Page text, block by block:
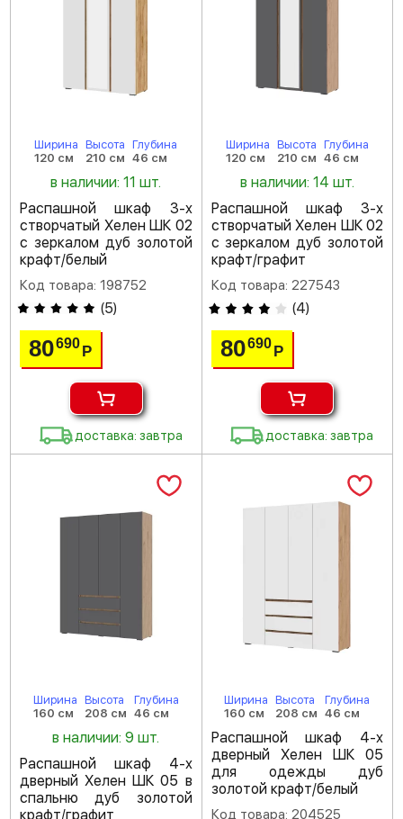
Ширина
120 см
Высота
210 см
Глубина
46 см
в наличии: 11 шт.
Распашной шкаф 3-х
створчатый Хелен ШК 02
с зеркалом дуб золотой
крафт/белый
Код товара: 198752
(5)
80690Р
доставка: завтра
Ширина
120 см
Высота
210 см
Глубина
46 см
в наличии: 14 шт.
Распашной шкаф 3-х
створчатый Хелен ШК 02
с зеркалом дуб золотой
крафт/графит
Код товара: 227543
(4)
80690 Р
доставка: завтра
Ширина
160 см
Высота
208 см
Глубина
46 см
в наличии: 9 шт.
Распашной шкаф 4-х
дверный Хелен ШК 05 в
спальню дуб золотой
крафт/графит
Ширина
160 см
Высота
208 см
Глубина
46 см
Распашной шкаф 4-х
дверный Хелен ШК 05
для одежды дуб
золотой крафт/белый
Код товара: 204525